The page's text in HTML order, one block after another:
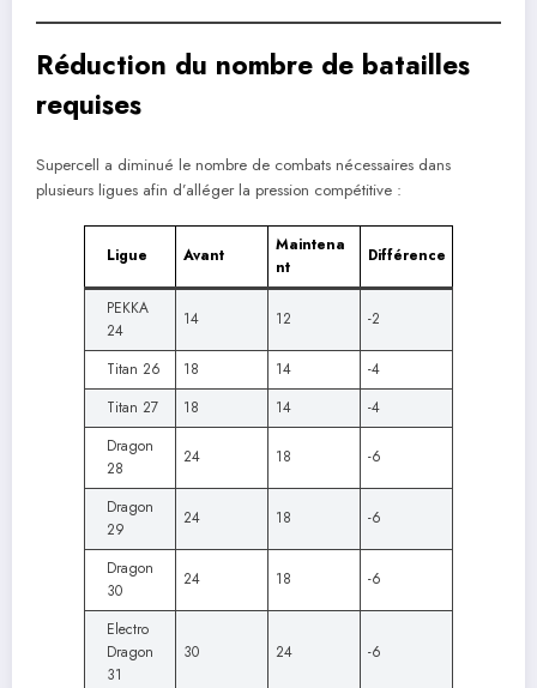
Réduction du nombre de batailles
requises
Supercell a diminué le nombre de combats nécessaires dans
plusieurs ligues afin d’alléger la pression compétitive :
Ligue Avant
Maintena
nt
Différence
PEKKA
24
14 12 -2
Titan 26 18 14
-4
Titan 27
18 14
-4
Dragon
28
24 18 -6
Dragon
29
24 18 -6
Dragon
30
24 18 -6
Electro
Dragon
31
30 24 -6